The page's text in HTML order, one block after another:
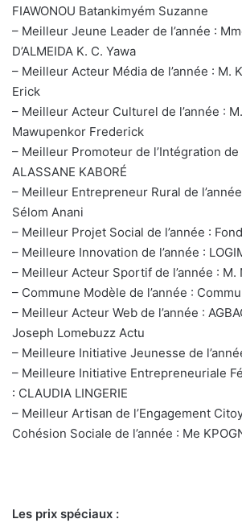
FIAWONOU Batankimyém Suzanne
– Meilleur Jeune Leader de l’année :
D’ALMEIDA K. C. Yawa
– Meilleur Acteur Média de l’année : M.
Erick
– Meilleur Acteur Culturel de l’année :
Mawupenkor Frederick
– Meilleur Promoteur de l’Intégration de
ALASSANE KABORÉ
– Meilleur Entrepreneur Rural de
Sélom Anani
– Meilleur Projet Social de l’année :
– Meilleure Innovation de l’année :
– Meilleur Acteur Sportif de l’année : M.
– Commune Modèle de l’année :
– Meilleur Acteur Web de l’année :
Joseph Lomebuzz Actu
– Meilleure Initiative Jeunesse de
– Meilleure Initiative Entrepreneuriale
: CLAUDIA LINGERIE
– Meilleur Artisan de l’Engagement
Cohésion Sociale de l’année : Me
Les prix spéciaux :